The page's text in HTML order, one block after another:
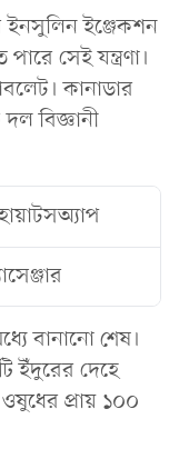
ইনসুলিন ইঞ্জেকশন
সেই যন্ত্রণা।
কানাডার
বিজ্ঞানী
বানানো শেষ।
ইঁদুরের দেহে
প্রায় ১০০